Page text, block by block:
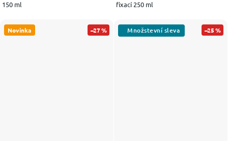
150 ml
fixací 250 ml
Novinka –27 % –25 %